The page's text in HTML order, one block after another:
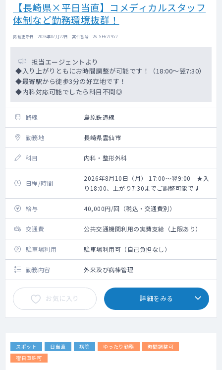
【長崎県×平日当直】コメディカルスタッフ
体制など勤務環境抜群！
掲載更新日 : 2026年07月22日 案件番号 : 26-SF627952
担当エージェントより
◆入り上がりともにお時間調整が可能です！（18:00～翌7:30）
◆最寄駅から徒歩3分の好立地です！
◆内科対応可能でしたら科目不問◎
路線 島原鉄道線
勤務地 長崎県雲仙市
科目 内科・整形外科
日程/時間
2026年8月10日（月） 17:00～翌9:00 ★入
り18:00、上がり7:30までご調整可能です
給与 40,000円/回（税込・交通費別）
交通費 公共交通機関利用の実費支給（上限あり）
駐車場利用 駐車場利用可（自己負担なし）
勤務内容 外来及び病棟管理
お気に入り 詳細をみる
スポット 日当直 病院 ゆったり勤務
時間調整可
宿日直許可